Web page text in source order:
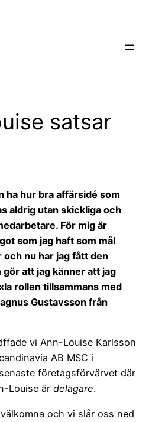
satsar
ha hur bra affärsidé som
aldrig utan skickliga och
För mig är
som jag haft som mål
och nu har jag fått den
att jag känner att jag
rollen tillsammans med
Gustavsson från
vi Ann-Louise Karlsson
AB MSC i
företagsförvärvet där
Louise är delägare.
och vi slår oss ned